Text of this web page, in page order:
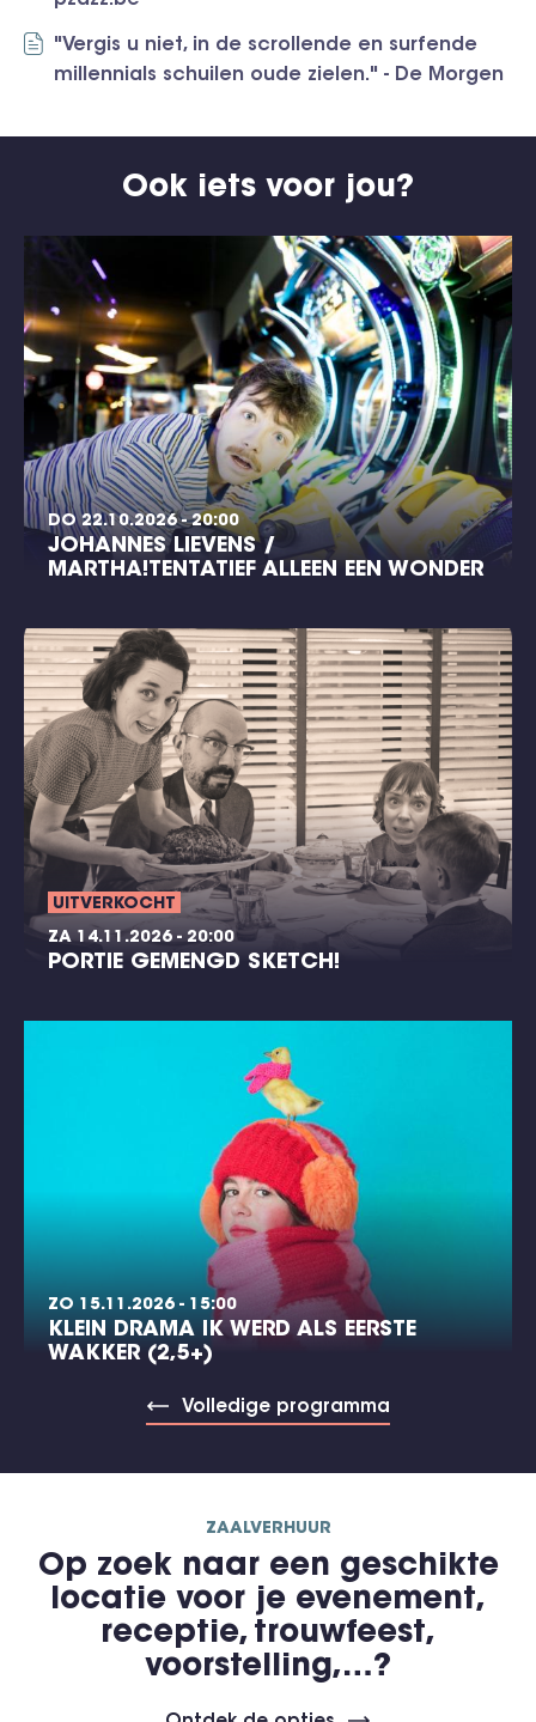
"Vergis u niet, in de scrollende en surfende
millennials schuilen oude zielen." - De Morgen
Ook iets voor jou?
DO 22.10.2026 - 20:00
JOHANNES LIEVENS /
MARTHA!TENTATIEF ALLEEN EEN WONDER
UITVERKOCHT
ZA 14.11.2026 - 20:00
PORTIE GEMENGD SKETCH!
ZO 15.11.2026 - 15:00
KLEIN DRAMA IK WERD ALS EERSTE
WAKKER (2,5+)
Volledige programma
ZAALVERHUUR
Op zoek naar een geschikte
locatie voor je evenement,
receptie, trouwfeest,
voorstelling,…?